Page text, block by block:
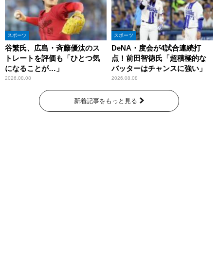
スポーツ
谷繁氏、広島・斉藤優汰のス
トレートを評価も「ひとつ気
になることが…」
2026.08.08
スポーツ
DeNA・度会が4試合連続打
点！前田智徳氏「超積極的な
バッターはチャンスに強い」
2026.08.08
新着記事をもっと見る